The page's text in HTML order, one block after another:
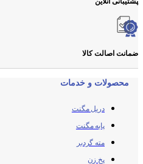
ضمانت اصالت کالا
محصولات و خدمات
دریل مگنت
پایه مگنت
مته گردبر
پخ زن